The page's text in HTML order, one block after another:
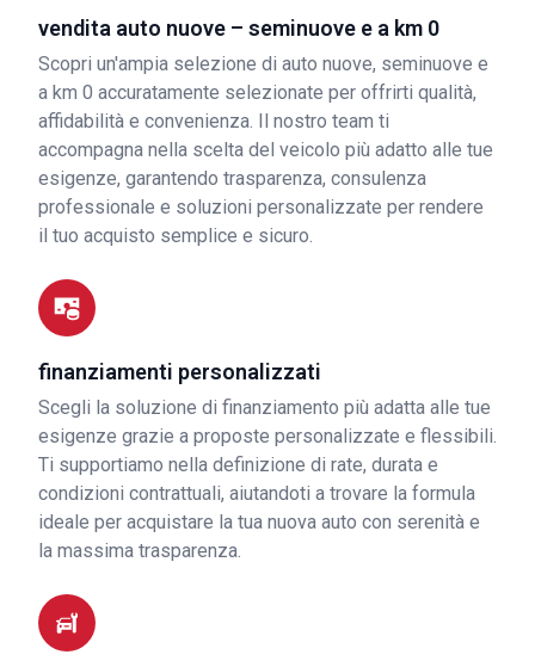
vendita auto nuove – seminuove e a km 0
Scopri un'ampia selezione di auto nuove, seminuove e
a km 0 accuratamente selezionate per offrirti qualità,
affidabilità e convenienza. Il nostro team ti
accompagna nella scelta del veicolo più adatto alle tue
esigenze, garantendo trasparenza, consulenza
professionale e soluzioni personalizzate per rendere
il tuo acquisto semplice e sicuro.
finanziamenti personalizzati
Scegli la soluzione di finanziamento più adatta alle tue
esigenze grazie a proposte personalizzate e flessibili.
Ti supportiamo nella definizione di rate, durata e
condizioni contrattuali, aiutandoti a trovare la formula
ideale per acquistare la tua nuova auto con serenità e
la massima trasparenza.